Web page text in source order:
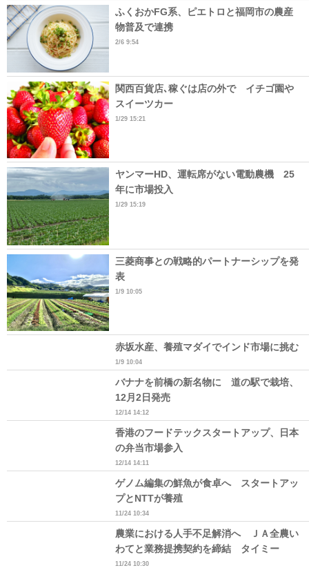
ふくおかFG系、ピエトロと福岡市の農産
物普及で連携
2/6 9:54
関西百貨店､稼ぐは店の外で イチゴ園や
スイーツカー
1/29 15:21
ヤンマーHD、運転席がない電動農機 25
年に市場投入
1/29 15:19
三菱商事との戦略的パートナーシップを発
表
1/9 10:05
赤坂水産、養殖マダイでインド市場に挑む
1/9 10:04
バナナを前橋の新名物に 道の駅で栽培、
12月2日発売
12/14 14:12
香港のフードテックスタートアップ、日本
の弁当市場参入
12/14 14:11
ゲノム編集の鮮魚が食卓へ スタートアッ
プとNTTが養殖
11/24 10:34
農業における人手不足解消へ ＪＡ全農い
わてと業務提携契約を締結 タイミー
11/24 10:30